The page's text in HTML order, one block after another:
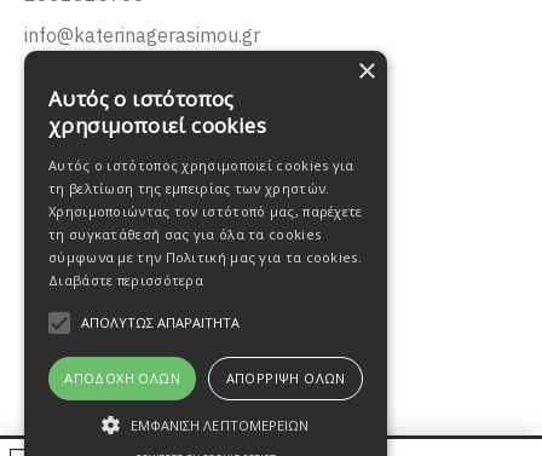
info@katerinagerasimou.gr
GERASIMOU
FASHION
×
Αυτός ο ιστότοπος
χρησιμοποιεί cookies
Αυτός ο ιστότοπος χρησιμοποιεί cookies για
τη βελτίωση της εμπειρίας των χρηστών.
Χρησιμοποιώντας τον ιστότοπό μας, παρέχετε
τη συγκατάθεσή σας για όλα τα cookies
σύμφωνα με την Πολιτική μας για τα cookies.
Διαβάστε περισσότερα
ΑΠΟΛΎΤΩΣ ΑΠΑΡΑΊΤΗΤΑ
ΑΠΟΔΟΧΉ ΌΛΩΝ ΑΠΌΡΡΙΨΗ ΌΛΩΝ
ΕΜΦΆΝΙΣΗ ΛΕΠΤΟΜΕΡΕΙΏΝ